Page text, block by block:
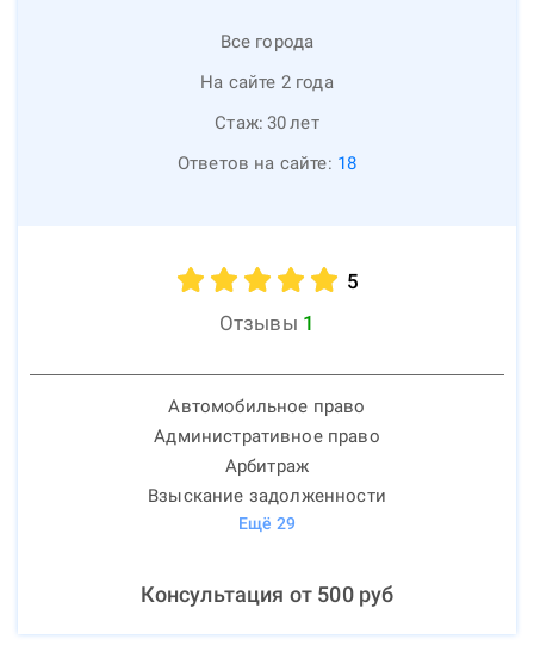
Все города
На сайте 2 года
Стаж: 30лет
Ответов на сайте: 18
5
Отзывы 1
Автомобильное право
Административное право
Арбитраж
Взыскание задолженности
Ещё 29
Консультация от 500руб